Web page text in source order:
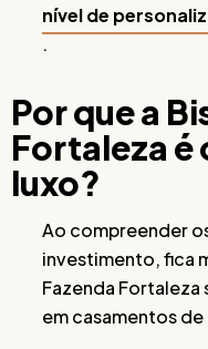
nível de
.
Por que a
Fortaleza é
luxo?
Ao compreender
investimento, fica
Fazenda
em casamentos